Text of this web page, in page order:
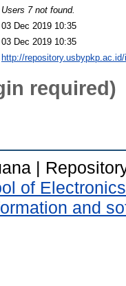
Users 7 not found.
03 Dec 2019 10:35
03 Dec 2019 10:35
http://
required)
|
of
and